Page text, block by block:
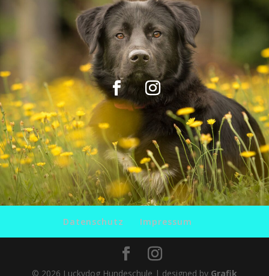
Datenschutz Impressum
© 2026 Luckydog Hundeschule | designed by Grafik